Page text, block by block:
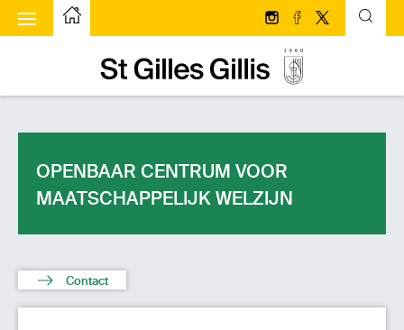
Startpagina Volg ons op Instagram
Volg ons op
Volg ons op
Startpagina
menu
OPENBAAR CENTRUM VOOR
MAATSCHAPPELIJK WELZIJN
Contact